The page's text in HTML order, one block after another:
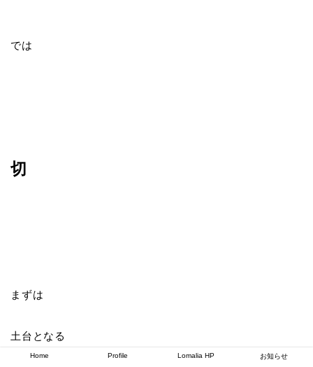
では
切
まずは
土台となる
Home Profile Lomalia HP お知らせ